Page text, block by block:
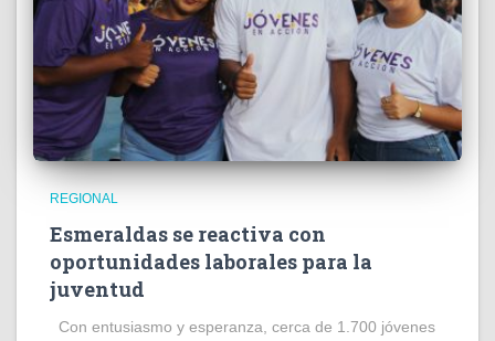
REGIONAL
Esmeraldas se reactiva con
oportunidades laborales para la
juventud
Con entusiasmo y esperanza, cerca de 1.700 jóvenes